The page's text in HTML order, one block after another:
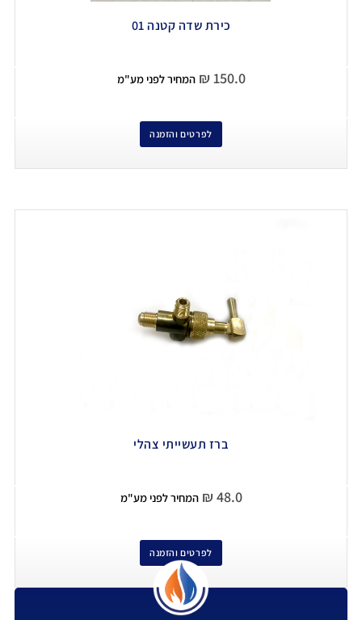
כירת שדה קטנה 01
₪ 150.0 המחיר לפני מע"מ
לפרטים והזמנה
ברז תעשייתי צהלי
₪ 48.0 המחיר לפני מע"מ
לפרטים והזמנה